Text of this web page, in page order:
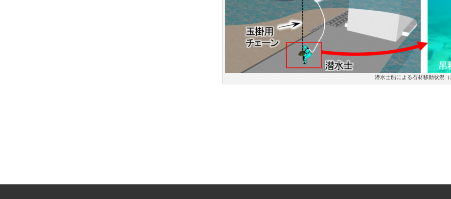
潜水士船による石材移動状況（